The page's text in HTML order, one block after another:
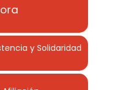
y Solidaridad